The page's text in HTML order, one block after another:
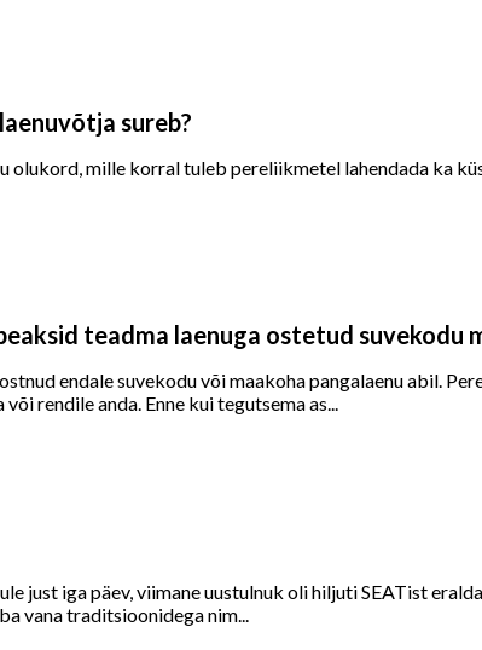
sureb?
olukord, mille korral tuleb pereliikmetel lahendada ka
teadma laenuga ostetud suvekodu
endale suvekodu või maakoha pangalaenu abil.
rendile anda. Enne kui tegutsema as...
just iga päev, viimane uustulnuk oli hiljuti SEATist
vana traditsioonidega nim...